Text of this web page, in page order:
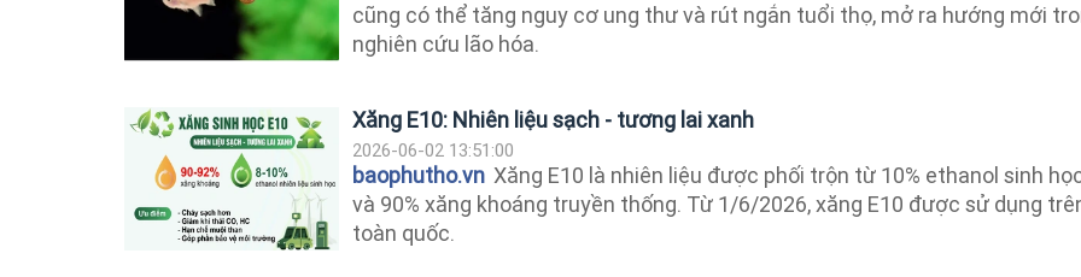
cũng có thể tăng nguy cơ ung thư và rút ngắn tuổi thọ, mở ra hướng mới
nghiên cứu lão hóa.
Xăng E10: Nhiên liệu sạch - tương lai xanh
2026-06-02 13:51:00
baophutho.vn Xăng E10 là nhiên liệu được phối trộn từ 10% ethanol sinh
và 90% xăng khoáng truyền thống. Từ 1/6/2026, xăng E10 được sử dụng
toàn quốc.